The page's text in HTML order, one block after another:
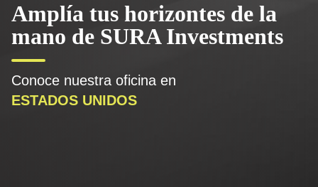
Amplía tus horizontes de la
mano de SURA Investments
Conoce nuestra oficina en
ESTADOS UNIDOS